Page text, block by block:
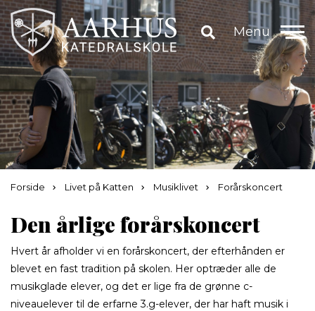
Menu
Forside Livet på Katten Musiklivet Forårskoncert
Den årlige forårskoncert
Hvert år afholder vi en forårskoncert, der efterhånden er
blevet en fast tradition på skolen. Her optræder alle de
musikglade elever, og det er lige fra de grønne c-
niveauelever til de erfarne 3.g-elever, der har haft musik i